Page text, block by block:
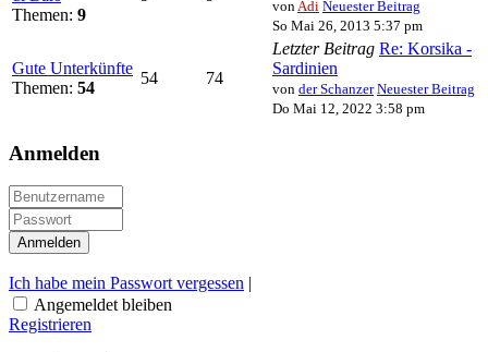
Themen: 9 vonAdi Neuester Beitrag
So Mai 26, 2013 5:37 pm
Gute Unterkünfte
Themen: 54
54 74
Letzter Beitrag Re: Korsika -
Sardinien
von der Schanzer Neuester Beitrag
Do Mai 12, 2022 3:58 pm
Anmelden
Ich habe mein Passwort vergessen |
Angemeldet bleiben
Registrieren